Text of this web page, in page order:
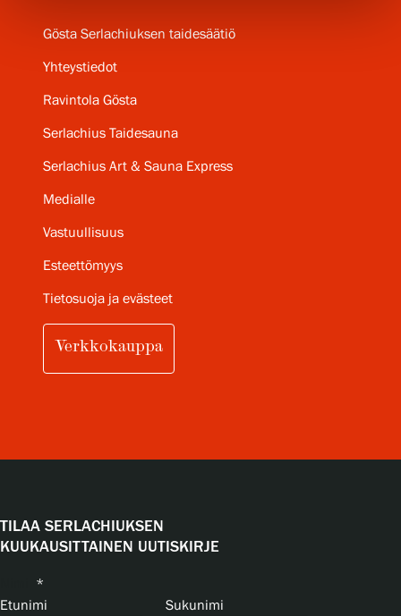
Gösta Serlachiuksen taidesäätiö
Yhteystiedot
Ravintola Gösta
Serlachius Taidesauna
Serlachius Art & Sauna Express
Medialle
Vastuullisuus
Esteettömyys
Tietosuoja ja evästeet
Verkkokauppa
TILAA SERLACHIUKSEN
KUUKAUSITTAINEN UUTISKIRJE
*
Etunimi
Sukunimi